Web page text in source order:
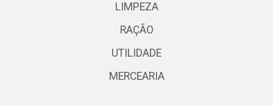
LIMPEZA
RAÇÃO
UTILIDADE
MERCEARIA